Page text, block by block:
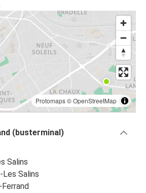
Protomaps©OpenStreetMap
(busterminal)
Salins
Salins